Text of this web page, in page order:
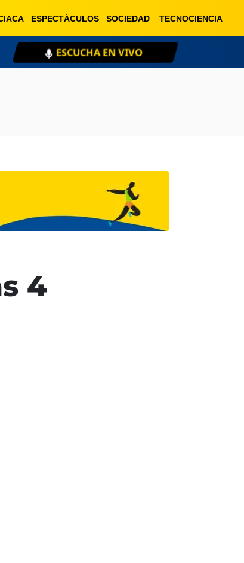
ESPECTÁCULOS SOCIEDAD TECNOCIENCIA
ESCUCHA EN VIVO
4